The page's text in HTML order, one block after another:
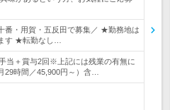
番・用賀・五反田で募集／ ★勤務地は
す ★転勤なし…
当＋賞与2回※上記には残業の有無に
29時間／45,900円～）含…